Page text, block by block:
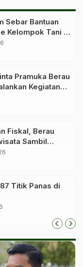
Sebar Bantuan
Kelompok Tani di
Kota
Pramuka Berau
Kegiatan
Fiskal, Berau
Sambil
Pusat
Titik Panas di